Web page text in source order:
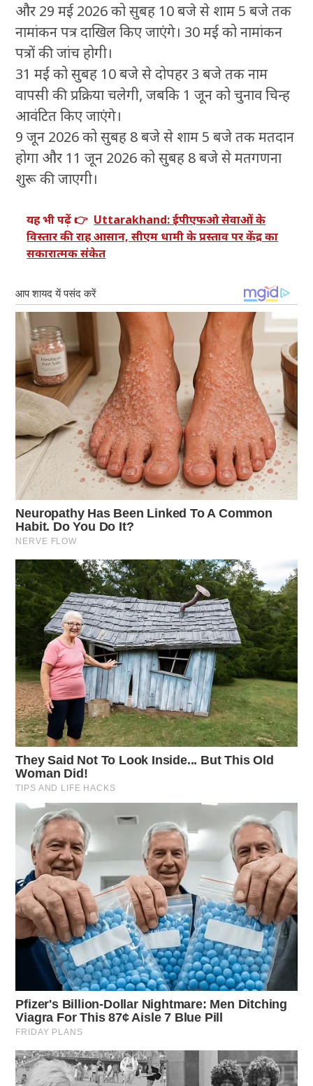
और 29 मई 2026 को सुबह 10 बजे से शाम 5 बजे तक
नामांकन पत्र दाखिल किए जाएंगे। 30 मई को नामांकन
पत्रों की जांच होगी।
31 मई को सुबह 10 बजे से दोपहर 3 बजे तक नाम
वापसी की प्रक्रिया चलेगी, जबकि 1 जून को चुनाव चिन्ह
आवंटित किए जाएंगे।
9 जून 2026 को सुबह 8 बजे से शाम 5 बजे तक मतदान
होगा और 11 जून 2026 को सुबह 8 बजे से मतगणना
शुरू की जाएगी।
यह भी पढ़ें 👉 Uttarakhand: ईपीएफओ सेवाओं के
विस्तार की राह आसान, सीएम धामी के प्रस्ताव पर केंद्र का
सकारात्मक संकेत